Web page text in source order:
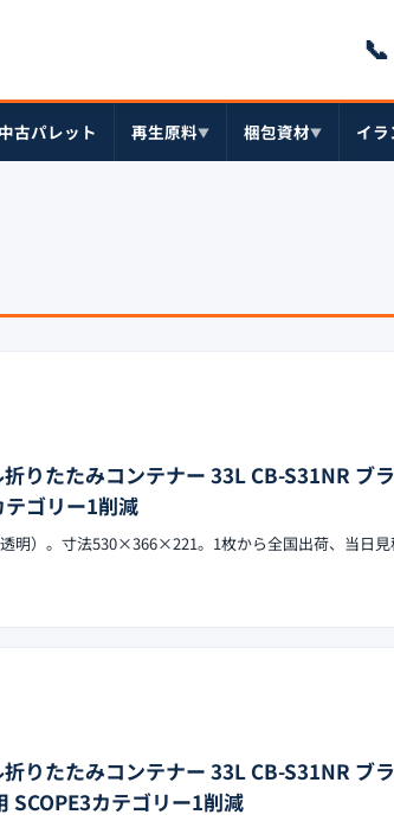
中古パレット 再生原料▼ 梱包資材▼ イ
りたたみコンテナー 33L CB-S31NR ブ
テゴリー1削減
明）。寸法530×366×221。1枚から全国出荷、当日見
りたたみコンテナー 33L CB-S31NR ブ
SCOPE3カテゴリー1削減